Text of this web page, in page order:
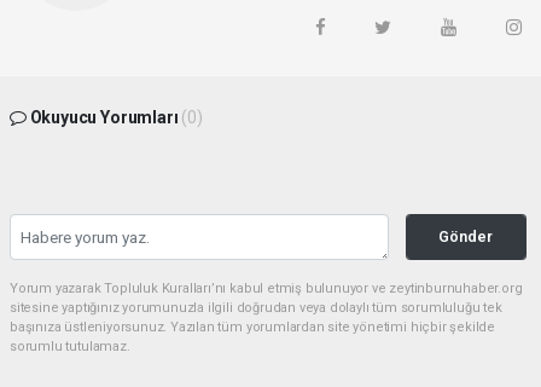
Okuyucu Yorumları (0)
Gönder
Yorum yazarak Topluluk Kuralları’nı kabul etmiş bulunuyor ve zeytinburnuhaber.org
sitesine yaptığınız yorumunuzla ilgili doğrudan veya dolaylı tüm sorumluluğu tek
başınıza üstleniyorsunuz. Yazılan tüm yorumlardan site yönetimi hiçbir şekilde
sorumlu tutulamaz.